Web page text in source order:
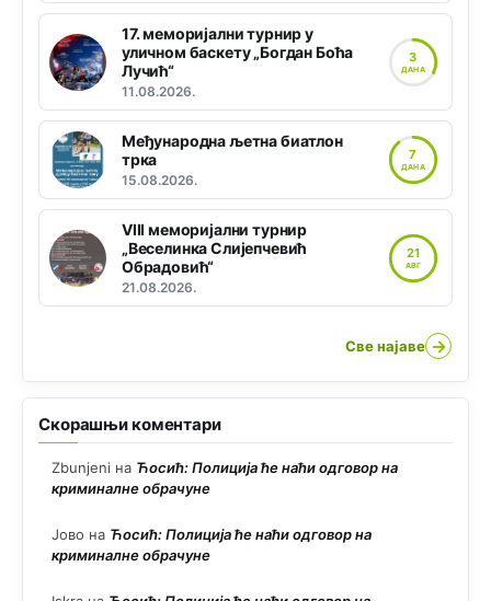
17. меморијални турнир у
уличном баскету „Богдан Боћа
Лучић“
11.08.2026.
3
ДАНА
Међународна љетна биатлон
трка
15.08.2026.
7
ДАНА
VIII меморијални турнир
„Веселинка Слијепчевић
Обрадовић“
21.08.2026.
21
АВГ
Све најаве →
Скорашњи коментари
Zbunjeni на Ћосић: Полиција ће наћи одговор на
криминалне обрачуне
Јово на Ћосић: Полиција ће наћи одговор на
криминалне обрачуне